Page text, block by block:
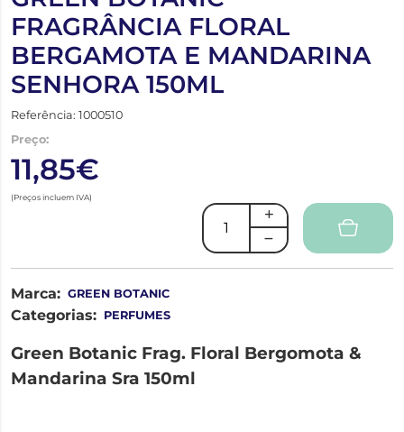
FRAGRÂNCIA FLORAL
BERGAMOTA E MANDARINA
SENHORA 150ML
Referência: 1000510
Preço:
11,85€
(Preços incluem IVA)
Marca: GREEN BOTANIC
Categorias: PERFUMES
Green Botanic Frag. Floral Bergomota &
Mandarina Sra 150ml